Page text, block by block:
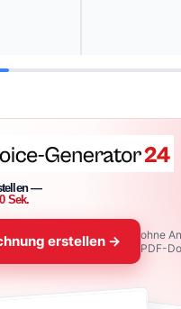
—
Sek.
erstellen →
ohne
PDF-